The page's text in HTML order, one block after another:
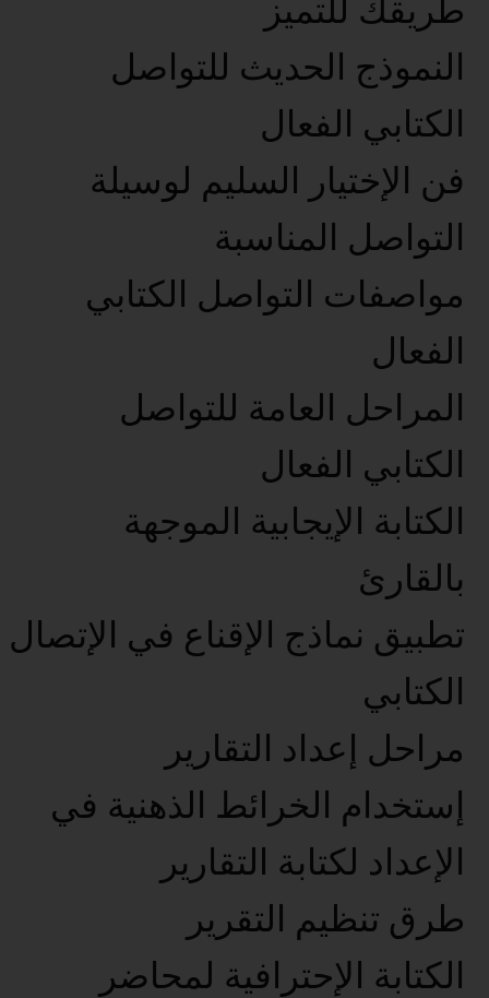
طريقك للتميز
النموذج الحديث للتواصل
الكتابي الفعال
فن الإختيار السليم لوسيلة
التواصل المناسبة
مواصفات التواصل الكتابي
الفعال
المراحل العامة للتواصل
الكتابي الفعال
الكتابة الإيجابية الموجهة
بالقارئ
تطبيق نماذج الإقناع في الإتصال
الكتابي
مراحل إعداد التقارير
إستخدام الخرائط الذهنية في
الإعداد لكتابة التقارير
طرق تنظيم التقرير
الكتابة الإحترافية لمحاضر